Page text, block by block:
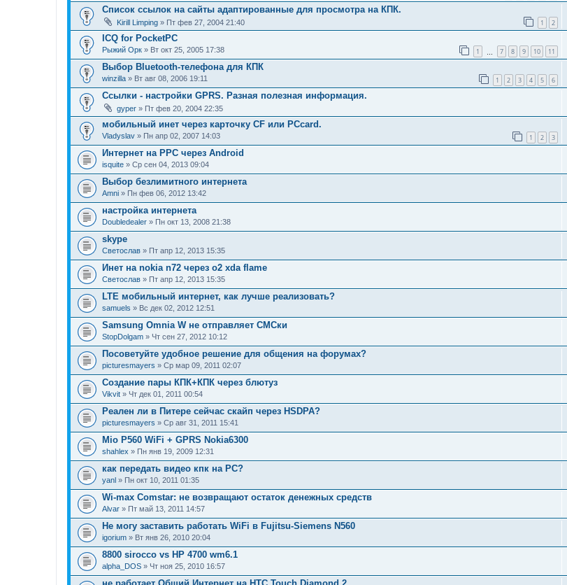
Список ссылок на сайты адаптированные для просмотра на КПК.
Kirill Limping » Пт фев 27, 2004 21:40 1 2
ICQ for PocketPC
Рыжий Орк » Вт окт 25, 2005 17:38 1 7 8 9 10 11
Выбор Bluetooth-телефона для КПК
winzilla » Вт авг 08, 2006 19:11 1 2 3 4 5 6
Ссылки - настройки GPRS. Разная полезная информация.
gyper » Пт фев 20, 2004 22:35
мобильный инет через карточку CF или PCcard.
Vladyslav » Пн апр 02, 2007 14:03 1 2 3
Интернет на РРС через Android
isquite » Ср сен 04, 2013 09:04
Выбор безлимитного интернета
Amni » Пн фев 06, 2012 13:42
настройка интернета
Doubledealer » Пн окт 13, 2008 21:38
skype
Светослав » Пт апр 12, 2013 15:35
Инет на nokia n72 через o2 xda flame
Светослав » Пт апр 12, 2013 15:35
LTE мобильный интернет, как лучше реализовать?
samuels » Вс дек 02, 2012 12:51
Samsung Omnia W не отправляет СМСки
StopDolgam » Чт сен 27, 2012 10:12
Посоветуйте удобное решение для общения на форумах?
picturesmayers » Ср мар 09, 2011 02:07
Создание пары КПК+КПК через блютуз
Vikvit » Чт дек 01, 2011 00:54
Реален ли в Питере сейчас скайп через HSDPA?
picturesmayers » Ср авг 31, 2011 15:41
Mio P560 WiFi + GPRS Nokia6300
shahlex » Пн янв 19, 2009 12:31
как передать видео кпк на PC?
yanl » Пн окт 10, 2011 01:35
Wi-max Comstar: не возвращают остаток денежных средств
Alvar » Пт май 13, 2011 14:57
Не могу заставить работать WiFi в Fujitsu-Siemens N560
igorium » Вт янв 26, 2010 20:04
8800 sirocco vs HP 4700 wm6.1
alpha_DOS » Чт ноя 25, 2010 16:57
не работает Общий Интернет на HTC Touch Diamond 2